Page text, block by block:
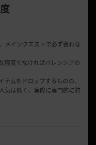
メインクエストで必ず会わな
程度でなければバレンシアの
テムをドロップするものの、
気は低く、実際に専門的に狩